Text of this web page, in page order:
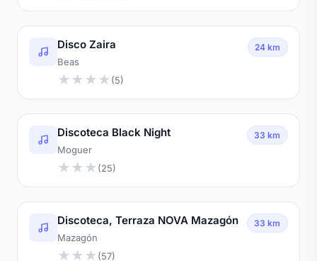
Disco Zaira
Beas
★ ★ ★ ★ (5)
24 km
Discoteca Black Night
Moguer
★ ★ ★ (25)
33 km
Discoteca, Terraza NOVA Mazagón
Mazagón
★ ★ ★ (57)
33 km